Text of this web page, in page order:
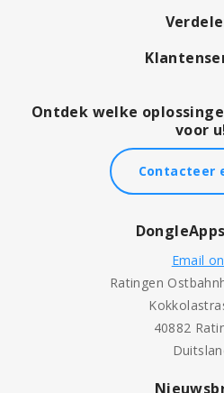
Ontdek welke
voor
Contacteer
Email
Ratingen
40882